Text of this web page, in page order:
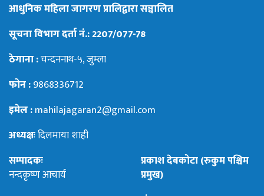
आधुनिक महिला जागरण प्रालिद्वारा सञ्चालित
सूचना विभाग दर्ता नं.: 2207/077-78
ठेगाना :चन्दननाथ-५, जुम्ला
फोन :9868336712
इमेल :mahilajagaran2@gmail.com
अध्यक्षःदिलमाया शाही
सम्पादकः
नन्दकृष्ण आचार्य
प्रकाश देबकोटा (रुकुम पश्चिम
प्रमुख)